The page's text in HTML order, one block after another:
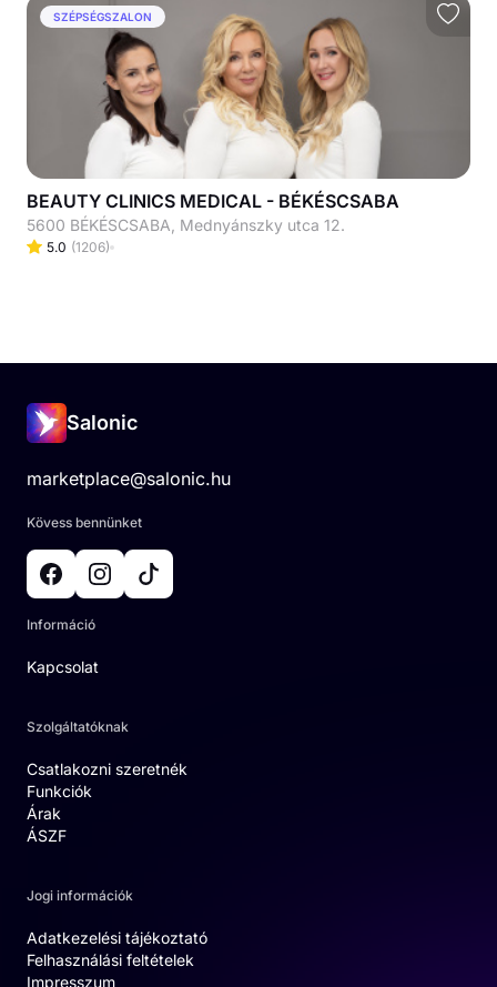
SZÉPSÉGSZALON
BEAUTY CLINICS MEDICAL - BÉKÉSCSABA
5600 BÉKÉSCSABA, Mednyánszky utca 12.
5.0 (1206)
Salonic
marketplace@salonic.hu
Kövess bennünket
Információ
Kapcsolat
Szolgáltatóknak
Csatlakozni szeretnék
Funkciók
Árak
ÁSZF
Jogi információk
Adatkezelési tájékoztató
Felhasználási feltételek
Impresszum